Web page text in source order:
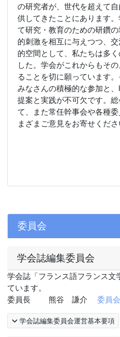
の研究者が、世代を超えて
供してきたことにあります
て研究・教育のための研鑽
的刺激を相互に与えつつ、
的空間として、私たちは多
した。学会がこれからもそ
ることを切に願っています
みなさんの積極的な参加と
提案と実践が不可欠です。
て、また常任幹事会や各種
まざまご意見をお寄せくださ
委員会
学会誌編集委員会
学会誌「フランス語フランス文
ています。
委員長 熊谷 謙介 委員
学会誌編集委員会運営基本要項